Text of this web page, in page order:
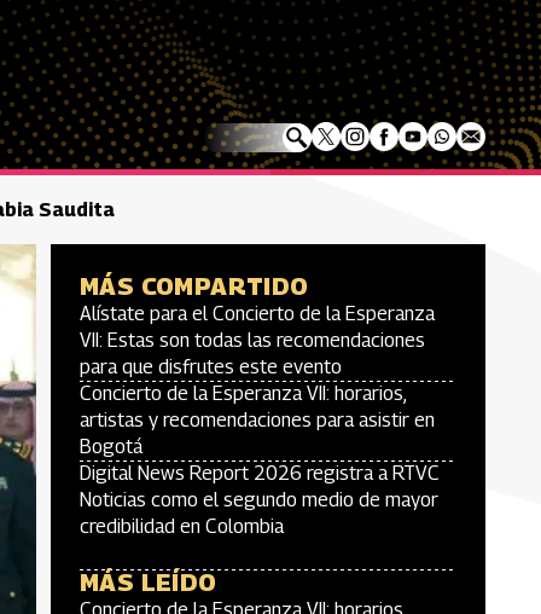
Saudita
MÁS COMPARTIDO
Alístate para el Concierto de la Esperanza
VII: Estas son todas las recomendaciones
para que disfrutes este evento
Concierto de la Esperanza VII: horarios,
artistas y recomendaciones para asistir en
Bogotá
Digital News Report 2026 registra a RTVC
Noticias como el segundo medio de mayor
credibilidad en Colombia
MÁS LEÍDO